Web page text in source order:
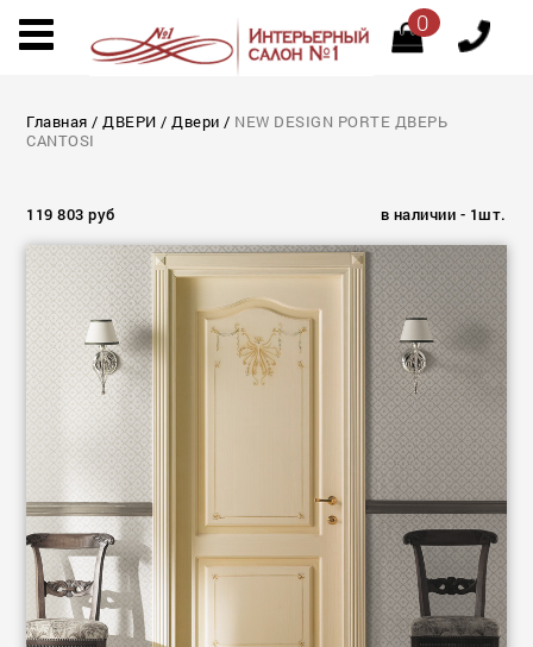
0
Главная / ДВЕРИ / Двеpи / NEW DESIGN PORTE ДВЕРЬ
CANTOSI
119 803 руб в наличии - 1шт.